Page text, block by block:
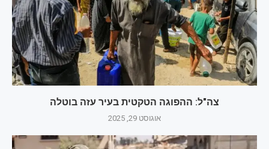
צה"ל: ההפוגה הטקטית בעיר עזה בוטלה
אוגוסט 29, 2025